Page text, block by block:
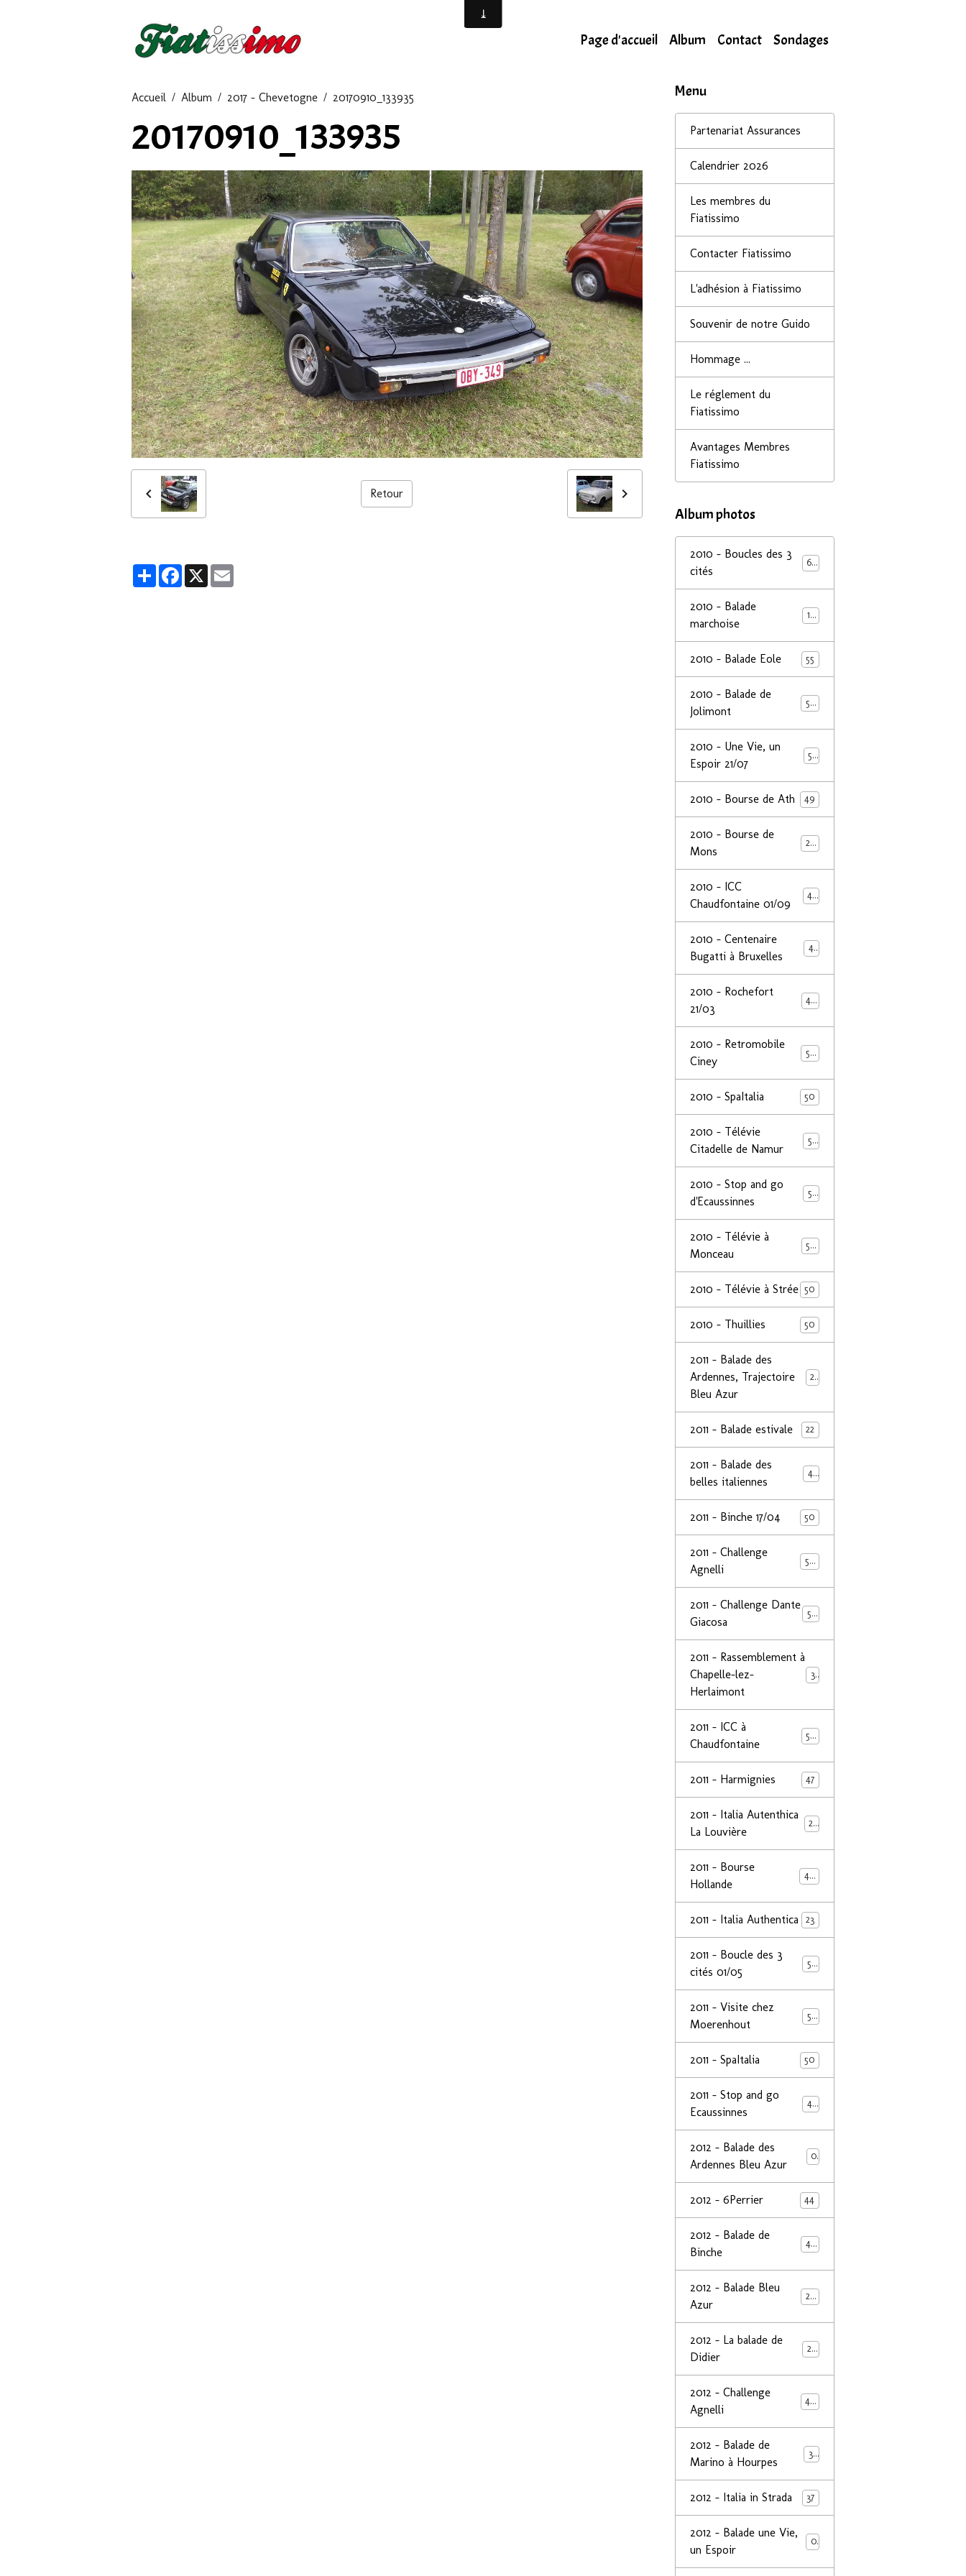
Page d'accueil Album Contact Sondages
Accueil Album 2017 - Chevetogne 20170910_133935
20170910_133935
Retour
PartagerFacebook
X
Menu
Partenariat Assurances
Calendrier 2026
Les membres du
Fiatissimo
Contacter Fiatissimo
L'adhésion à Fiatissimo
Souvenir de notre Guido
Hommage ...
Le réglement du
Fiatissimo
Avantages Membres
Fiatissimo
Album photos
2010 - Boucles des 3
cités
68
2010 - Balade
marchoise
14
2010 - Balade Eole 55
2010 - Balade de
Jolimont
50
2010 - Une Vie, un
Espoir 21/07
53
2010 - Bourse de Ath 49
2010 - Bourse de
Mons
29
2010 - ICC
Chaudfontaine 01/09
44
2010 - Centenaire
Bugatti à Bruxelles
44
2010 - Rochefort
21/03
47
2010 - Retromobile
Ciney
50
2010 - SpaItalia 50
2010 - Télévie
Citadelle de Namur
50
2010 - Stop and go
d'Ecaussinnes
50
2010 - Télévie à
Monceau
50
2010 - Télévie à Strée 50
2010 - Thuillies 50
2011 - Balade des
Ardennes, Trajectoire
Bleu Azur
24
2011 - Balade estivale 22
2011 - Balade des
belles italiennes
49
2011 - Binche 17/04 50
2011 - Challenge
Agnelli
50
2011 - Challenge Dante
Giacosa
50
2011 - Rassemblement à
Chapelle-lez-
Herlaimont
32
2011 - ICC à
Chaudfontaine
50
2011 - Harmignies 47
2011 - Italia Autenthica
La Louvière
23
2011 - Bourse
Hollande
40
2011 - Italia Authentica 23
2011 - Boucle des 3
cités 01/05
50
2011 - Visite chez
Moerenhout
50
2011 - SpaItalia 50
2011 - Stop and go
Ecaussinnes
44
2012 - Balade des
Ardennes Bleu Azur
0
2012 - 6Perrier 44
2012 - Balade de
Binche
48
2012 - Balade Bleu
Azur
26
2012 - La balade de
Didier
25
2012 - Challenge
Agnelli
44
2012 - Balade de
Marino à Hourpes
39
2012 - Italia in Strada 37
2012 - Balade une Vie,
un Espoir
0